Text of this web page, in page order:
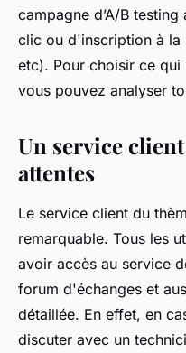
campagne d’A/B
clic ou d'inscription à la
etc). Pour choisir ce
vous pouvez analyser
Un service
attentes
Le service client du
remarquable. Tous les
avoir accès au service
forum d'échanges et
détaillée. En effet, en
discuter avec un